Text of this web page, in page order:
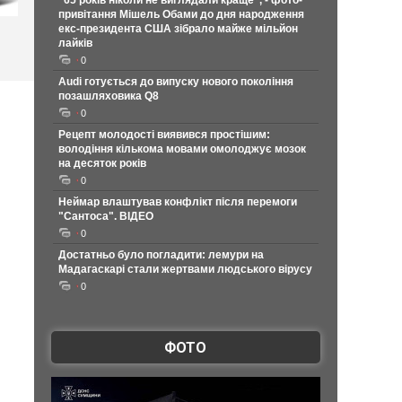
привітання Мішель Обами до дня народження
екс-президента США зібрало майже мільйон
лайків
0
Audi готується до випуску нового покоління
позашляховика Q8
0
Рецепт молодості виявився простішим:
володіння кількома мовами омолоджує мозок
на десяток років
0
Неймар влаштував конфлікт після перемоги
"Сантоса". ВІДЕО
0
Достатньо було погладити: лемури на
Мадагаскарі стали жертвами людського вірусу
0
ФОТО